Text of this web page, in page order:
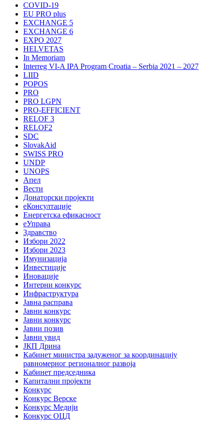
COVID-19
EU PRO plus
EXCHANGE 5
EXCHANGE 6
EXPO 2027
HELVETAS
In Memoriam
Interreg VI-A IPA Program Croatia – Serbia 2021 – 2027
LIID
POPOS
PRO
PRO LGPN
PRO-EFFICIENT
RELOF 3
RELOF2
SDC
SlovakAid
SWISS PRO
UNDP
UNOPS
Апел
Вести
Донаторски пројекти
еКонсултације
Енергетска ефикасност
еУправа
Здравство
Избори 2022
Избори 2023
Имунизација
Инвестиције
Иновације
Интерни конкурс
Инфраструктура
Јавна расправа
Јавни конкурс
Јавни конкурс
Јавни позив
Јавни увид
ЈКП Дрина
Кабинет министра задуженог за координацију
равномерног регионалног развоја
Кабинет председника
Капитални пројекти
Конкурс
Конкурс Верске
Конкурс Медији
Конкурс ОЦД